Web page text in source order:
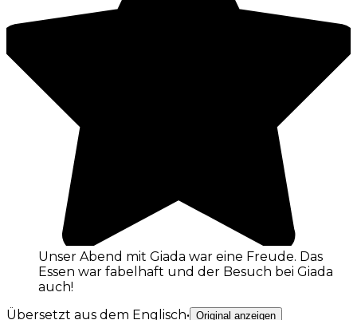
Unser Abend mit Giada war eine Freude. Das
Essen war fabelhaft und der Besuch bei Giada
auch!
Übersetzt aus dem Englisch• Original anzeigen